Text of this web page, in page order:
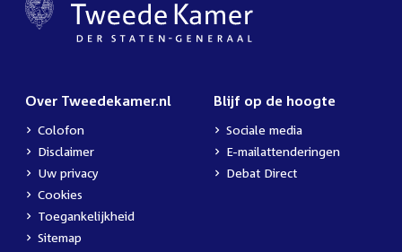
Over Tweedekamer.nl
Colofon
Disclaimer
Uw privacy
Cookies
Toegankelijkheid
Sitemap
Blijf op de hoogte
Sociale media
E-mailattenderingen
Debat Direct